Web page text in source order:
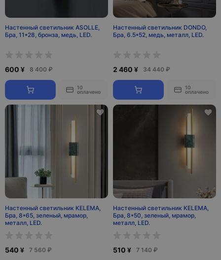
Настенный светильник ASOLLE,
Бра, 11*28, бронза, медь, LED.
600 ¥ 8 400 ₽
10
оплачено
Настенный светильник DONDO,
Бра, 6.5*52, медь, металл, LED.
2 460 ¥ 34 440 ₽
10
оплачено
Настенный светильник KELEMA,
Бра, 8*65, зеленый, мрамор,
металл, LED.
540 ¥ 7 560 ₽
Настенный светильник KELEMA,
Бра, 8*50, зеленый, мрамор,
металл, LED.
510 ¥ 7 140 ₽